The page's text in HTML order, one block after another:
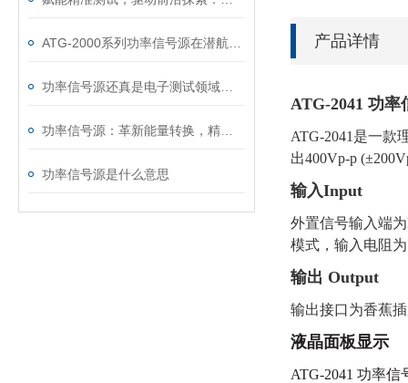
功率信号源是什么意思
产品详情
ATG-2041 功率
ATG-2041是一款
出400Vp-p
输入Input
外置信号输入端为
模式，输入电阻
输出 Output
输出接口为香蕉
液晶面板显示
ATG-2041 功率